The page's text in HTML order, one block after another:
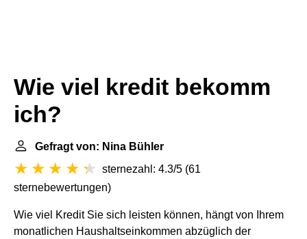
Wie viel kredit bekomm
ich?
Gefragt von: Nina Bühler
sternezahl: 4.3/5 (61
sternebewertungen)
Wie viel Kredit Sie sich leisten können, hängt von Ihrem
monatlichen Haushaltseinkommen abzüglich der